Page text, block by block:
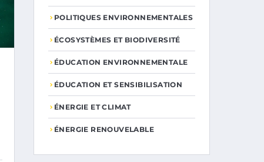
POLITIQUES ENVIRONNEMENTALES
ÉCOSYSTÈMES ET BIODIVERSITÉ
ÉDUCATION ENVIRONNEMENTALE
ÉDUCATION ET SENSIBILISATION
ÉNERGIE ET CLIMAT
ÉNERGIE RENOUVELABLE